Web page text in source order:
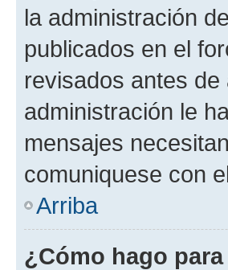
la administración
publicados en el
revisados antes
administración le
mensajes
comuniquese con
Arriba
¿Cómo hago